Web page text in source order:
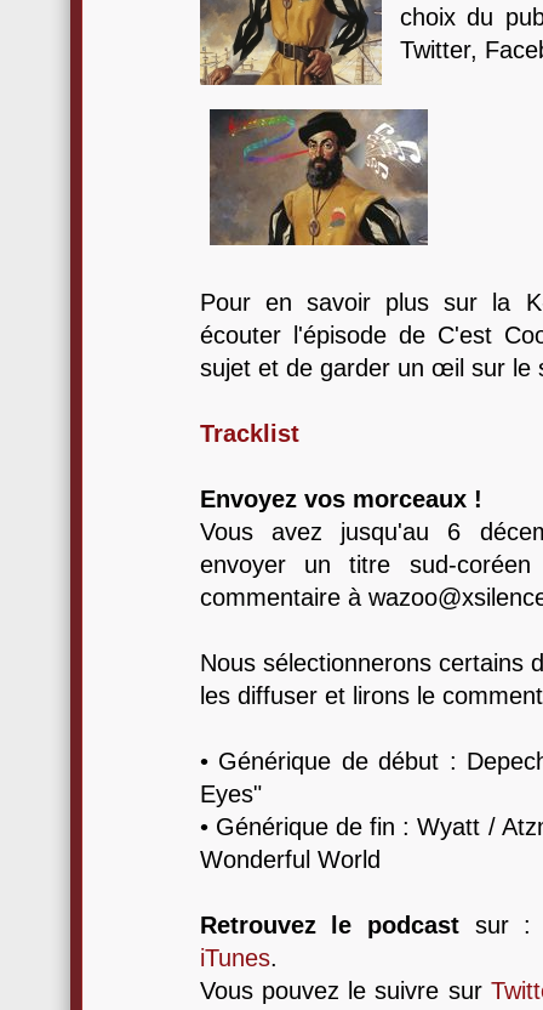
choix du
Twitter,
Pour en savoir plus sur la
écouter l'épisode de C'est
sujet et de garder un œil sur le
Tracklist
Envoyez vos morceaux !
Vous avez jusqu'au 6
envoyer un titre sud-
commentaire à
Nous sélectionnerons certains
les diffuser et lirons le
• Générique de début :
Eyes"
• Générique de fin : Wyatt /
Wonderful World
Retrouvez le podcastsur
iTunes.
Vous pouvez le suivre sur